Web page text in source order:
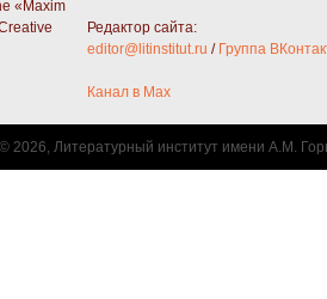
«Maxim
Редактор сайта:
editor@litinstitut.ru / Группа
Канал в Max
2026, Литературный институт имени А.М.